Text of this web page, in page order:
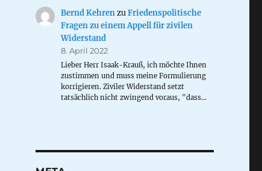
Bernd KehrenzuFriedenspolitische
Fragen zu einem Appell für zivilen
Widerstand
8. April 2022
Lieber Herr Isaak-Krauß, ich möchte Ihnen
zustimmen und muss meine Formulierung
korrigieren. Ziviler Widerstand setzt
tatsächlich nicht zwingend voraus, "dass…